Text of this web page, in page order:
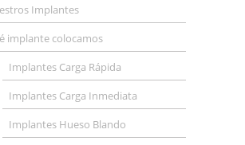
Implantes
implante colocamos
Implantes Carga Rápida
Implantes Carga Inmediata
Implantes Hueso Blando